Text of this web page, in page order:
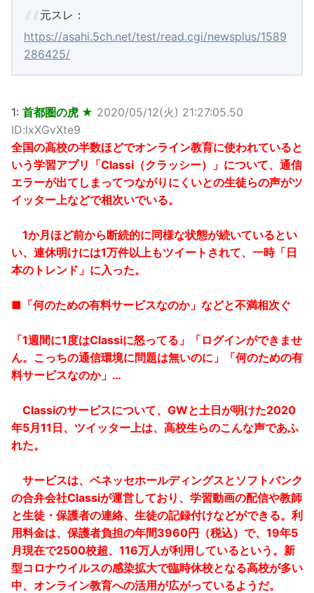
元スレ：
https://asahi.5ch.net/test/read.cgi/newsplus/1589
286425/
1: 首都圏の虎 ★ 2020/05/12(火) 21:27:05.50
ID:lxXGvXte9
全国の高校の半数ほどでオンライン教育に使われていると
いう学習アプリ「Classi（クラッシー）」について、通信
エラーが出てしまってつながりにくいとの生徒らの声がツ
イッター上などで相次いでいる。
1か月ほど前から断続的に同様な状態が続いているとい
い、連休明けには1万件以上もツイートされて、一時「日
本のトレンド」に入った。
■「何のための有料サービスなのか」などと不満相次ぐ
「1週間に1度はClassiに怒ってる」「ログインができませ
ん。こっちの通信環境に問題は無いのに」「何のための有
料サービスなのか」…
Classiのサービスについて、GWと土日が明けた2020
年5月11日、ツイッター上は、高校生らのこんな声であふ
れた。
サービスは、ベネッセホールディングスとソフトバンク
の合弁会社Classiが運営しており、学習動画の配信や教師
と生徒・保護者の連絡、生徒の記録付けなどができる。利
用料金は、保護者負担の年間3960円（税込）で、19年5
月現在で2500校超、116万人が利用しているという。新
型コロナウイルスの感染拡大で臨時休校となる高校が多い
中、オンライン教育への活用が広がっているようだ。